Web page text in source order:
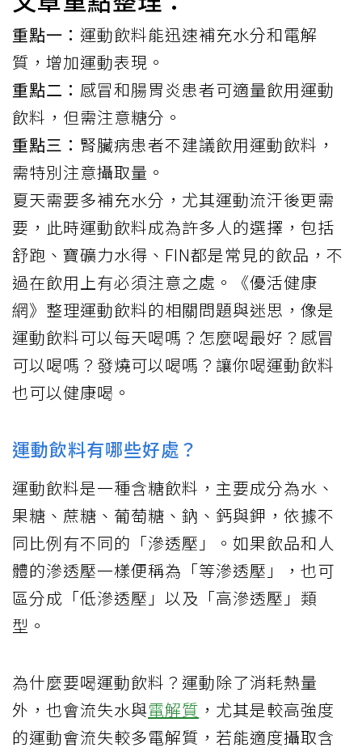
重點一： 運動飲料能迅速補充水分和電解
質，增加運動表現。
重點二： 感冒和腸胃炎患者可適量飲用運動
飲料，但需注意糖分。
重點三： 腎臟病患者不建議飲用運動飲料，
需特別注意攝取量。
夏天需要多補充水分，尤其運動流汗後更需
要，此時運動飲料成為許多人的選擇，包括
舒跑、寶礦力水得、FIN都是常見的飲品，不
過在飲用上有必須注意之處。《優活健康
網》整理運動飲料的相關問題與迷思，像是
運動飲料可以每天喝嗎？怎麼喝最好？感冒
可以喝嗎？ 發燒可以喝嗎？讓你喝運動飲料
也可以健康喝。
運動飲料有哪些好處？
運動飲料是一種含糖飲料，主要成分為水、
果糖、蔗糖、葡萄糖、鈉、鈣與鉀，依據不
同比例有不同的「滲透壓」。如果飲品和人
體的滲透壓一樣便稱為「等滲透壓」，也可
區分成「低滲透壓」以及「高滲透壓」類
型。
為什麼要喝運動飲料？運動除了消耗熱量
外，也會流失水與電解質 ，尤其是較高強度
的運動會流失較多電解質，若能適度攝取含